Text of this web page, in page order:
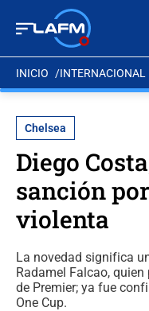
INICIO INTERNACIONAL
Chelsea
Diego
sanción
violenta
La novedad significa
Radamel Falcao,
de Premier; ya fue
One Cup.